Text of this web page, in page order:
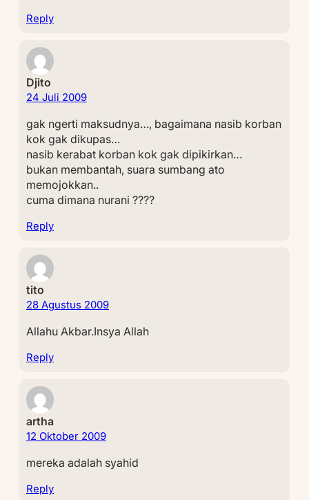
Reply
Djito
24 Juli 2009
gak ngerti maksudnya…, bagaimana nasib korban
kok gak dikupas…
nasib kerabat korban kok gak dipikirkan…
bukan membantah, suara sumbang ato
memojokkan..
cuma dimana nurani ????
Reply
tito
28 Agustus 2009
Allahu Akbar.Insya Allah
Reply
artha
12 Oktober 2009
mereka adalah syahid
Reply